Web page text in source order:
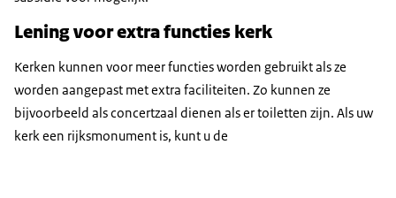
Lening voor extra functies kerk
Kerken kunnen voor meer functies worden gebruikt als ze
worden aangepast met extra faciliteiten. Zo kunnen ze
bijvoorbeeld als concertzaal dienen als er toiletten zijn. Als uw
kerk een rijksmonument is, kunt u de